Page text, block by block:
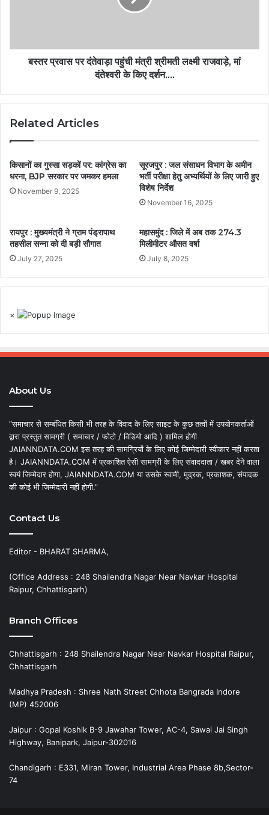
बस्तर प्रवास पर दंतेवाड़ा पहुंची मंत्री श्रीमती लक्ष्मी राजवाड़े, मां
दंतेश्वरी के किए दर्शन….
Related Articles
किसानों का गुस्सा सड़कों पर: कांग्रेस का
धरना, BJP सरकार पर जमकर हमला
November 9, 2025
सूरजपुर : जल संसाधन विभाग के अमीन
भर्ती परीक्षा हेतु अभ्यर्थियों के लिए जारी हुए
विशेष निर्देश
November 16, 2025
रायपुर : मुख्यमंत्री ने ग्राम पंड्रापाथ
तहसील सन्ना को दी बड़ी सौगात
July 27, 2025
महासमुंद : जिले में अब तक 274.3
मिलीमीटर औसत वर्षा
July 8, 2025
×
About Us
“समाचार से सम्बंधित किसी भी तरह के विवाद के लिए साइट के कुछ तत्वों में उपयोगकर्ताओं
द्वारा प्रस्तुत सामग्री ( समाचार / फोटो / विडियो आदि ) शामिल होगी
JAIANNDATA.COM इस तरह की सामग्रियों के लिए कोई जिम्मेदारी स्वीकार नहीं करता
है। JAIANNDATA.COM में प्रकाशित ऐसी सामग्री के लिए संवाददाता / खबर देने वाला
स्वयं जिम्मेदार होगा, JAIANNDATA.COM या उसके स्वामी, मुद्रक, प्रकाशक, संपादक
की कोई भी जिम्मेदारी नहीं होगी.”
Contact Us
Editor - BHARAT SHARMA,
(Office Address : 248 Shailendra Nagar Near Navkar Hospital
Raipur, Chhattisgarh)
Branch Offices
Chhattisgarh : 248 Shailendra Nagar Near Navkar Hospital Raipur,
Chhattisgarh
Madhya Pradesh : Shree Nath Street Chhota Bangrada Indore
(MP) 452006
Jaipur : Gopal Koshik B-9 Jawahar Tower, AC-4, Sawai Jai Singh
Highway, Banipark, Jaipur-302016
Chandigarh : E331, Miran Tower, Industrial Area Phase 8b,Sector-
74